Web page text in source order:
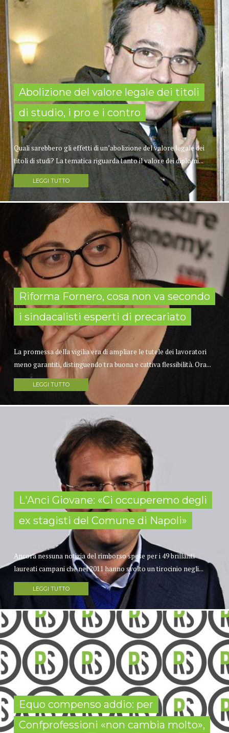
Abolizione del valore legale dei titoli
di studio, i pro e i contro
Quali sarebbero gli effetti di un’abolizione del valore legale dei
titoli di studi? La tematica riguarda tanto il valore dei diplomi...
LEGGI TUTTO
Riforma Fornero, cosa non va secondo
i sindacalisti esperti di precariato
La promessa della vigilia era di ampliare le tutele dei lavoratori
meno garantiti, distinguendo tra buona e cattiva flessibilità. Ora...
LEGGI TUTTO
L'Anci Giovane: «Ci occuperemo degli
ex stagisti del Comune di Napoli»
Ancora nessuna notizia del rimborso spese per i 49 brillanti
laureati campani che nel 2011 hanno svolto un tirocinio negli...
LEGGI TUTTO
Equo compenso addio: per
Confprofessioni «non cambia molto»,